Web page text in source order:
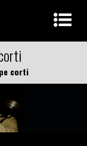
corti